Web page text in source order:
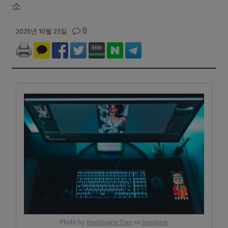
소
2025년 10월 23일 0
Photo by YongGuang Tian on Unsplash